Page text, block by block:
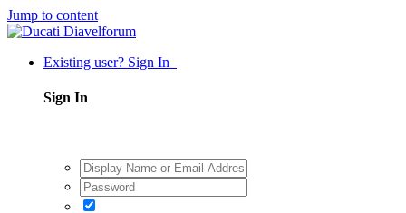
Jump to content
Existing user? Sign In
Sign In